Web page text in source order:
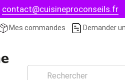
contact@cuisineproconseils.fr
Mes commandes Demander